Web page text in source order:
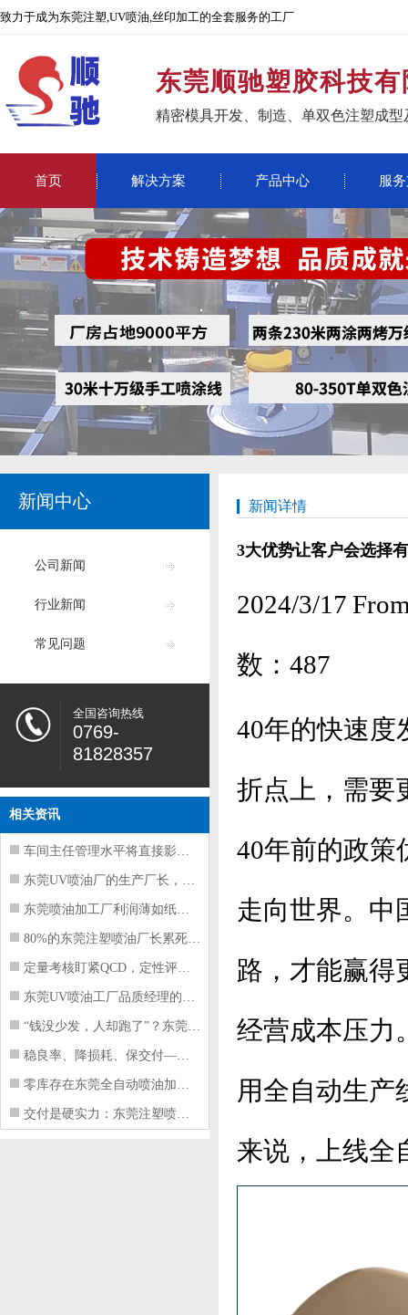
致力于成为东莞注塑,UV喷油,丝印加工的全套服务的工厂
东莞顺驰塑胶科技
精密模具开发、制造、单双色注塑成
首页 解决方案 产品中心 服
新闻中心
公司新闻
行业新闻
常见问题
全国咨询热线
0769-
81828357
相关资讯
车间主任管理水平将直接影响东莞注塑件
东莞UV喷油厂的生产厂长，到底在给工
东莞喷油加工厂利润薄如纸？这四项基本
80%的东莞注塑喷油厂长累死累活，利
定量考核盯紧QCD，定性评价看好配合
东莞UV喷油工厂品质经理的四项核心管
“钱没少发，人却跑了”？东莞注塑喷油
稳良率、降损耗、保交付——东莞这家U
零库存在东莞全自动喷油加工厂不可行的
交付是硬实力：东莞注塑喷油厂如何用齐
新闻详情
3大优势让客户会选择
2024/3/17
数： 487
40年的快速度
折点上，需要
40年前的政策
走向世界。中
路，才能赢得
经营成本压力
用全自动生产
来说，上线全